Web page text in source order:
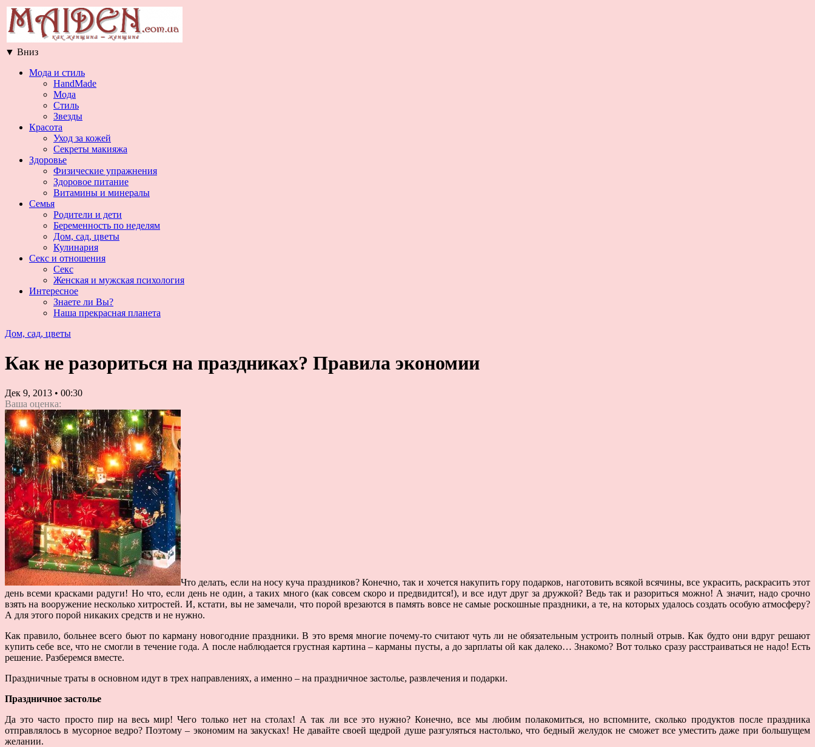
▼ Вниз
Мода и стиль
HandMade
Мода
Стиль
Звезды
Красота
Уход за кожей
Секреты макияжа
Здоровье
Физические упражнения
Здоровое питание
Витамины и минералы
Семья
Родители и дети
Беременность по неделям
Дом, сад, цветы
Кулинария
Секс и отношения
Секс
Женская и мужская психология
Интересное
Знаете ли Вы?
Наша прекрасная планета
Дом, сад, цветы
Как не разориться на праздниках? Правила экономии
Дек 9, 2013 • 00:30
Ваша оценка:
Что делать, если на носу куча праздников? Конечно, так и хочется накупить гору подарков, наготовить всякой всячины, все украсить, раскрасить этот
день всеми красками радуги! Но что, если день не один, а таких много (как совсем скоро и предвидится!), и все идут друг за дружкой? Ведь так и разориться можно! А значит, надо срочно
взять на вооружение несколько хитростей. И, кстати, вы не замечали, что порой врезаются в память вовсе не самые роскошные праздники, а те, на которых удалось создать особую атмосферу?
А для этого порой никаких средств и не нужно.
Как правило, больнее всего бьют по карману новогодние праздники. В это время многие почему-то считают чуть ли не обязательным устроить полный отрыв. Как будто они вдруг решают
купить себе все, что не смогли в течение года. А после наблюдается грустная картина – карманы пусты, а до зарплаты ой как далеко… Знакомо? Вот только сразу расстраиваться не надо! Есть
решение. Разберемся вместе.
Праздничные траты в основном идут в трех направлениях, а именно – на праздничное застолье, развлечения и подарки.
Праздничное застолье
Да это часто просто пир на весь мир! Чего только нет на столах! А так ли все это нужно? Конечно, все мы любим полакомиться, но вспомните, сколько продуктов после праздника
отправлялось в мусорное ведро? Поэтому – экономим на закусках! Не давайте своей щедрой душе разгуляться настолько, что бедный желудок не сможет все уместить даже при большущем
желании.